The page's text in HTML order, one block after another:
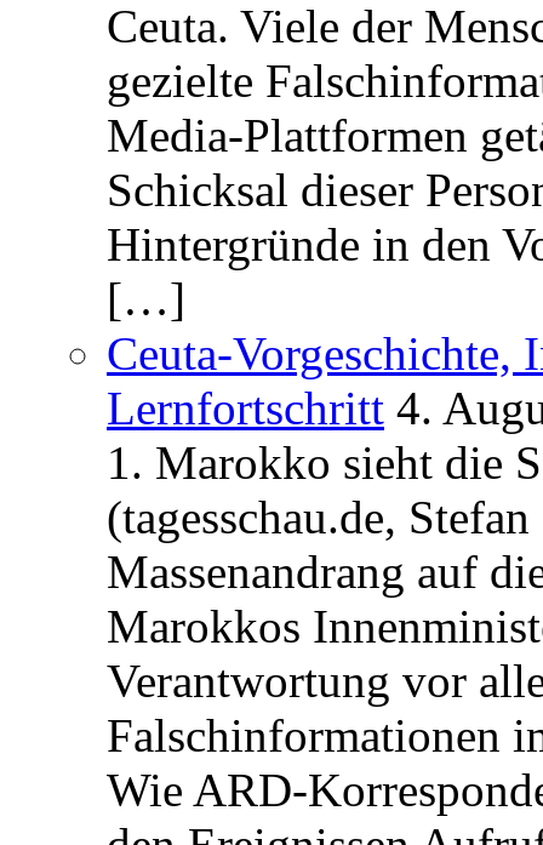
Ceuta. Viele der
gezielte
Media-Plattformen
Schicksal dieser
Hintergründe in den
[…]
Ceuta-Vorgeschichte,
Lernfortschritt 4.
1. Marokko sieht die
(tagesschau.de,
Massenandrang auf
Marokkos
Verantwortung vor
Falschinformationen
Wie ARD-